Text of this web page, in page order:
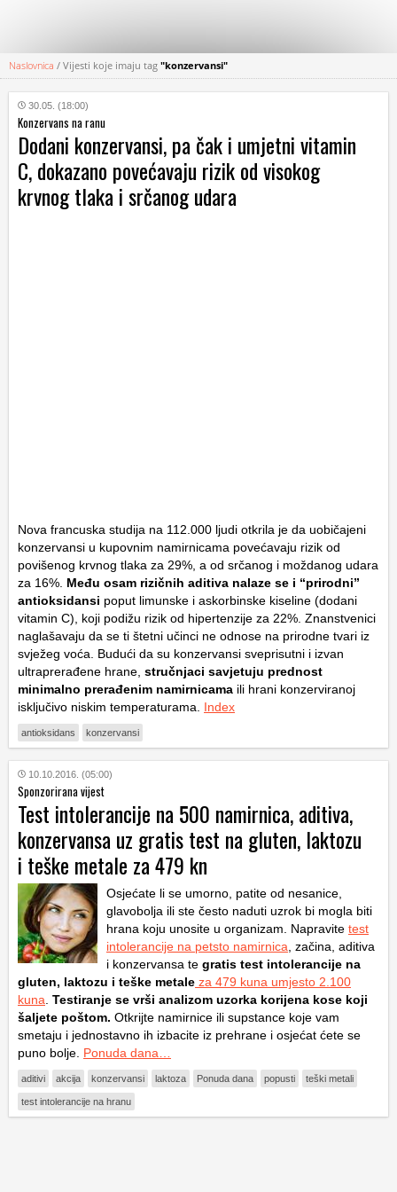
KATEGORIJE
HRVATSKI
WEB
Naslovnica / Vijesti koje imaju tag "konzervansi"
30.05. (18:00)
Konzervans na ranu
Dodani konzervansi, pa čak i umjetni vitamin
C, dokazano povećavaju rizik od visokog
krvnog tlaka i srčanog udara
Nova francuska studija na 112.000 ljudi otkrila je da uobičajeni
konzervansi u kupovnim namirnicama povećavaju rizik od
povišenog krvnog tlaka za 29%, a od srčanog i moždanog udara
za 16%. Među osam rizičnih aditiva nalaze se i “prirodni”
antioksidansi poput limunske i askorbinske kiseline (dodani
vitamin C), koji podižu rizik od hipertenzije za 22%. Znanstvenici
naglašavaju da se ti štetni učinci ne odnose na prirodne tvari iz
svježeg voća. Budući da su konzervansi sveprisutni i izvan
ultraprerađene hrane, stručnjaci savjetuju prednost
minimalno prerađenim namirnicama ili hrani konzerviranoj
isključivo niskim temperaturama. Index
antioksidans konzervansi
10.10.2016. (05:00)
Sponzorirana vijest
Test intolerancije na 500 namirnica, aditiva,
konzervansa uz gratis test na gluten, laktozu
i teške metale za 479 kn
Osjećate li se umorno, patite od nesanice,
glavobolja ili ste često naduti uzrok bi mogla biti
hrana koju unosite u organizam. Napravite test
intolerancije na petsto namirnica , začina, aditiva
i konzervansa te gratis test intolerancije na
gluten, laktozu i teške metale za 479 kuna umjesto 2.100
kuna Testiranje se vrši analizom uzorka korijena kose koji
šaljete poštom. Otkrijte namirnice ili supstance koje vam
smetaju i jednostavno ih izbacite iz prehrane i osjećat ćete se
puno bolje. Ponuda dana…
aditivi akcija konzervansi laktoza Ponuda dana popusti teški metali
test intolerancije na hranu